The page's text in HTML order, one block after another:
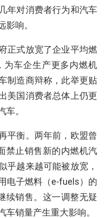
年对消费者行为和汽车
影响。
正式放宽了企业平均燃
为车企生产更多内燃机
制造商辩称，此举更贴
美国消费者总体上仍更
。
平衡。两年前，欧盟曾
禁止销售新的内燃机汽
乎越来越可能被放宽，
电子燃料（e-fuels）的
续销售。这一调整无疑
销量产生重大影响。